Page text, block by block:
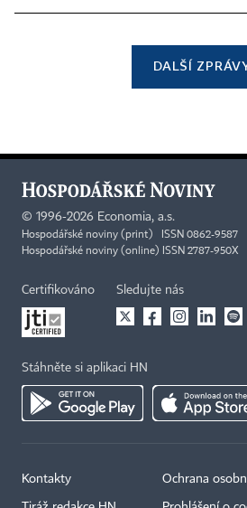
DALŠÍ
© 1996-2026 Economia, a.s.
Hospodářské noviny (print) ISSN 0862-9587
Hospodářské noviny (online) ISSN 2787-950X
Certifikováno Sledujte nás
Stáhněte si aplikaci HN
Kontakty Ochrana